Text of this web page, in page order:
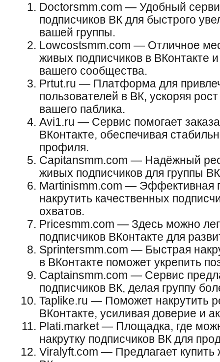
Doctorsmm.com — Удобный
подписчиков ВК для быстрого
вашей группы.
Lowcostsmm.com — Отличное
живых подписчиков в ВКонтакте
вашего сообщества.
Prtut.ru — Платформа для
пользователей в ВК, ускоряя
вашего паблика.
Avi1.ru — Сервис помогает
ВКонтакте, обеспечивая
профиля.
Capitansmm.com — Надёжный
живых подписчиков для группы
Martinismm.com — Эффективная
накрутить качественных
охватов.
Pricesmm.com — Здесь можно
подписчиков ВКонтакте для
Sprintersmm.com — Быстрая
в ВКонтакте поможет укрепить
Captainsmm.com — Сервис
подписчиков ВК, делая группу
Taplike.ru — Поможет накрутить
ВКонтакте, усиливая доверие и
Plati.market — Площадка, где
накрутку подписчиков ВК для
Viralyft.com — Предлагает купить